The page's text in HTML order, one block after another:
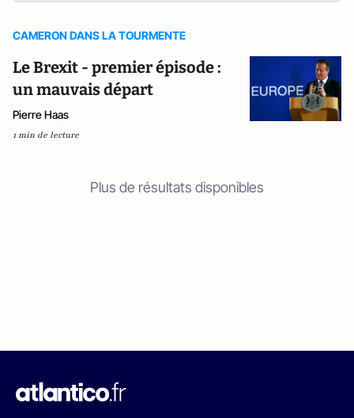
CAMERON DANS LA TOURMENTE
Le Brexit - premier épisode :
un mauvais départ
Pierre Haas
1 min de lecture
Plus de résultats disponibles